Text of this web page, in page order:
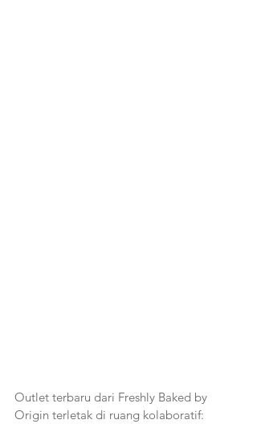
Outlet terbaru dari Freshly Baked by
Origin terletak di ruang kolaboratif: